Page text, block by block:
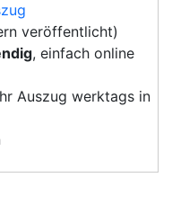
veröffentlicht)
, einfach online
Auszug werktags in